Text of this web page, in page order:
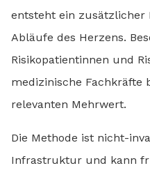
entsteht ein
Abläufe des Herzens.
Risikopatientinnen und
medizinische Fachkräfte
relevanten Mehrwert.
Die Methode ist nicht-
Infrastruktur und kann